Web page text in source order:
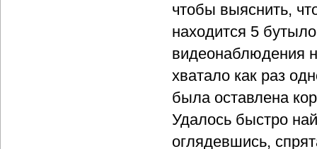
чтобы выяснить,
находится 5
видеонаблюдения
хватало как раз
была оставлена
Удалось быстро
оглядевшись,